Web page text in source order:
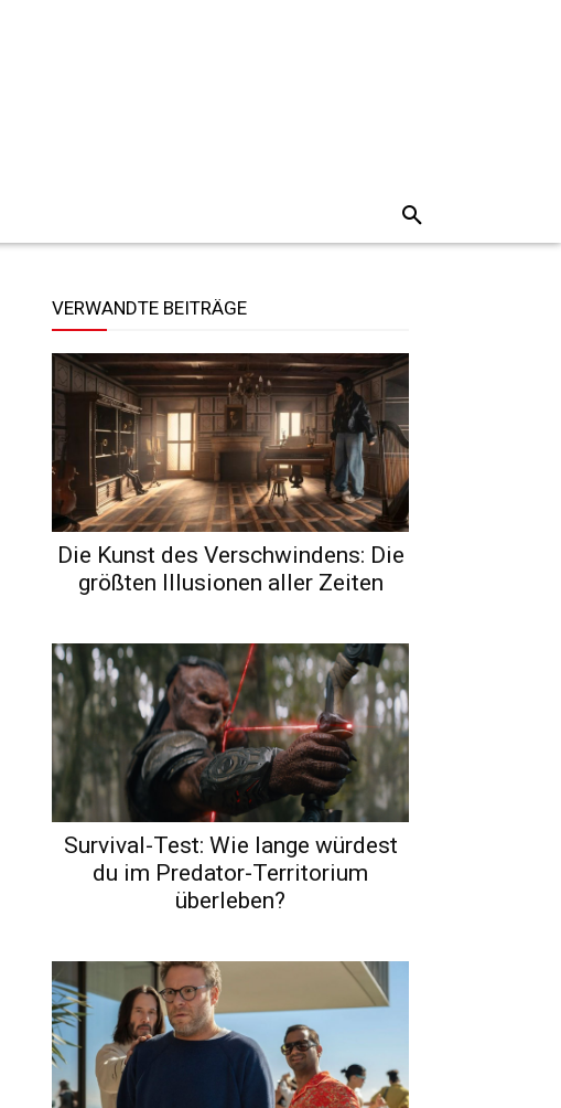
VERWANDTE BEITRÄGE
Die Kunst des Verschwindens: Die
größten Illusionen aller Zeiten
Survival-Test: Wie lange würdest
du im Predator-Territorium
überleben?